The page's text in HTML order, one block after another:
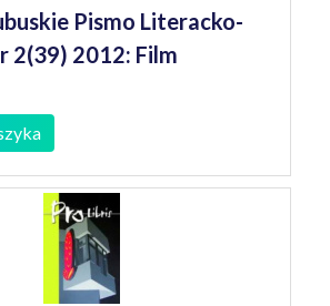
Pismo Literacko-
2(39) 2012: Film